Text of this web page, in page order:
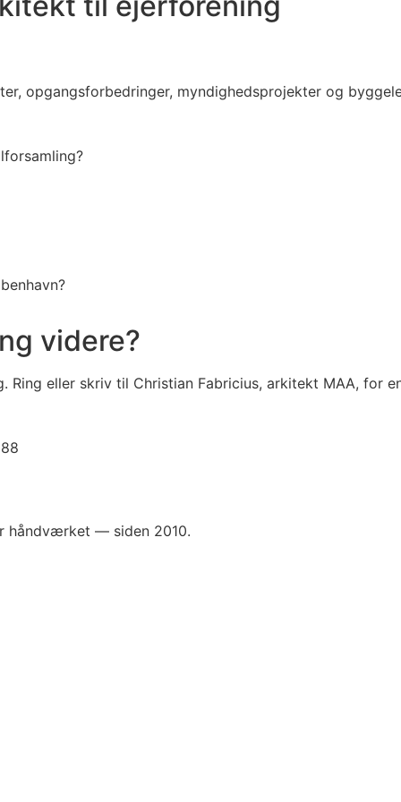
opgangsforbedringer, myndighedsprojekter og
videre?
eller skriv til Christian Fabricius, arkitekt MAA, for
håndværket — siden 2010.